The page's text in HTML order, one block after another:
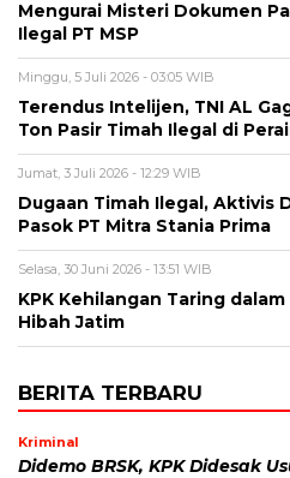
Mengurai Misteri Dokumen
Ilegal PT MSP
Minggu, 5 Juli 2026 - 03:05 WIB
Terendus Intelijen, TNI AL
Ton Pasir Timah Ilegal di
Jumat, 3 Juli 2026 - 12:29 WIB
Dugaan Timah Ilegal, Aktivis
Pasok PT Mitra Stania Prima
Selasa, 30 Juni 2026 - 13:51 WIB
KPK Kehilangan Taring
Hibah Jatim
BERITA TERBARU
Kriminal
Didemo BRSK, KPK Didesak